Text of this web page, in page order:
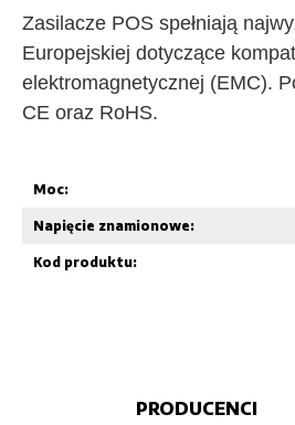
Zasilacze POS spełniają
Europejskiej dotyczące
elektromagnetycznej (EMC).
CE oraz RoHS.
Moc:
Napięcie znamionowe:
Kod produktu:
PRODUCENCI